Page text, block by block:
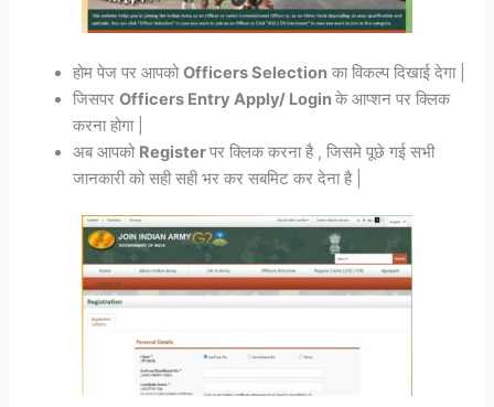
होम पेज पर आपकोOfficers Selection का विकल्प दिखाई देगा |
जिसपरOfficers Entry Apply/ Loginके आप्शन पर क्लिक
करना होगा |
अब आपको Registerपर क्लिक करना है , जिसमे पूछे गई सभी
जानकारी को सही सही भर कर सबमिट कर देना है |